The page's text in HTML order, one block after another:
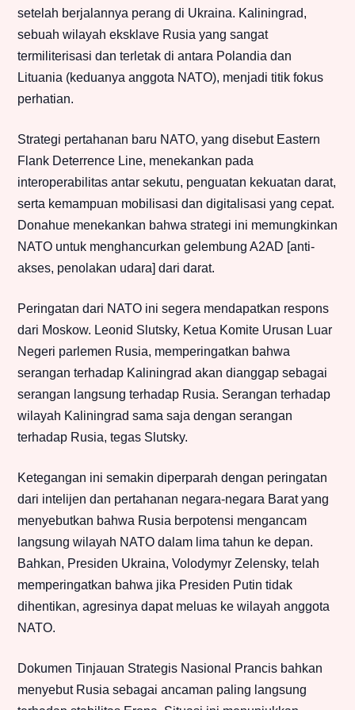
setelah berjalannya perang di Ukraina. Kaliningrad,
sebuah wilayah eksklave Rusia yang sangat
termiliterisasi dan terletak di antara Polandia dan
Lituania (keduanya anggota NATO), menjadi titik fokus
perhatian.
Strategi pertahanan baru NATO, yang disebut Eastern
Flank Deterrence Line, menekankan pada
interoperabilitas antar sekutu, penguatan kekuatan darat,
serta kemampuan mobilisasi dan digitalisasi yang cepat.
Donahue menekankan bahwa strategi ini memungkinkan
NATO untuk menghancurkan gelembung A2AD [anti-
akses, penolakan udara] dari darat.
Peringatan dari NATO ini segera mendapatkan respons
dari Moskow. Leonid Slutsky, Ketua Komite Urusan Luar
Negeri parlemen Rusia, memperingatkan bahwa
serangan terhadap Kaliningrad akan dianggap sebagai
serangan langsung terhadap Rusia. Serangan terhadap
wilayah Kaliningrad sama saja dengan serangan
terhadap Rusia, tegas Slutsky.
Ketegangan ini semakin diperparah dengan peringatan
dari intelijen dan pertahanan negara-negara Barat yang
menyebutkan bahwa Rusia berpotensi mengancam
langsung wilayah NATO dalam lima tahun ke depan.
Bahkan, Presiden Ukraina, Volodymyr Zelensky, telah
memperingatkan bahwa jika Presiden Putin tidak
dihentikan, agresinya dapat meluas ke wilayah anggota
NATO.
Dokumen Tinjauan Strategis Nasional Prancis bahkan
menyebut Rusia sebagai ancaman paling langsung